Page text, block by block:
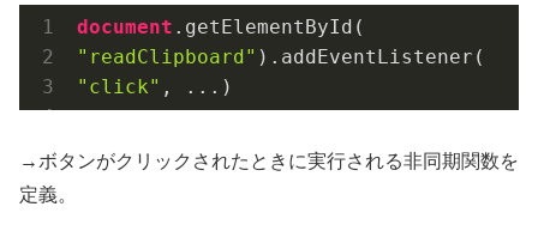
document .getElementById (
"readClipboard" ) .addEventListener (
"click" , ...)
→ボタンがクリックされたときに実行される非同期関数を
定義。